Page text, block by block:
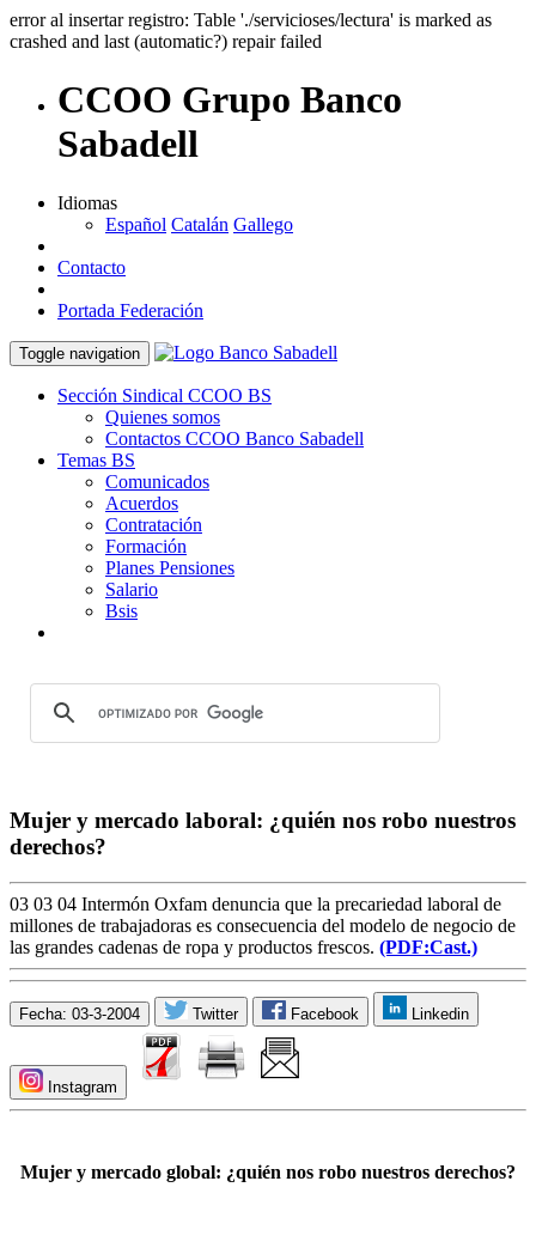
error al insertar registro: Table './servicioses/lectura' is marked as
crashed and last (automatic?) repair failed
CCOO Grupo Banco
Sabadell
Idiomas
Español Catalán Gallego
Contacto
Portada Federación
Toggle navigation
Sección Sindical CCOO BS
Quienes somos
Contactos CCOO Banco Sabadell
Temas BS
Comunicados
Acuerdos
Contratación
Formación
Planes Pensiones
Salario
Bsis
Mujer y mercado laboral: ¿quién nos robo nuestros
derechos?
03 03 04 Intermón Oxfam denuncia que la precariedad laboral de
millones de trabajadoras es consecuencia del modelo de negocio de
las grandes cadenas de ropa y productos frescos. (PDF:Cast.)
Fecha: 03-3-2004 Twitter Facebook Linkedin
Instagram
Mujer y mercado global: ¿quién nos robo nuestros derechos?